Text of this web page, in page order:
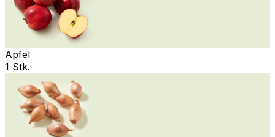
Apfel
1 Stk.